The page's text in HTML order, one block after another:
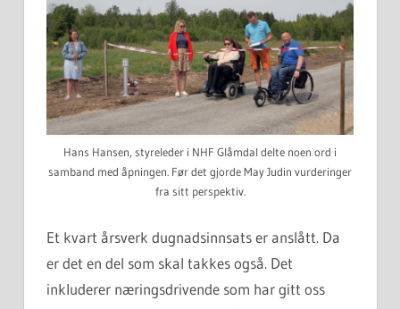
Hans Hansen, styreleder i NHF Glåmdal delte noen ord i
samband med åpningen. Før det gjorde May Judin vurderinger
fra sitt perspektiv.
Et kvart årsverk dugnadsinnsats er anslått. Da
er det en del som skal takkes også. Det
inkluderer næringsdrivende som har gitt oss